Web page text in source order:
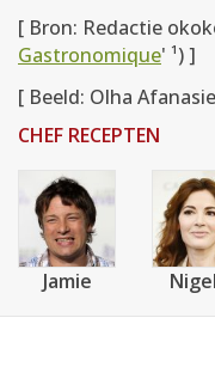
[ Bron: Redactie
Gastronomique' ¹) ]
[ Beeld: Olha
CHEF RECEPTEN
Jamie